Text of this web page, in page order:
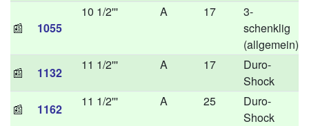
📰 1055
10 1/2''' A 17
3-
schenklig
(allgemein)
📰 1132
11 1/2''' A 17
Duro-
Shock
📰 1162
11 1/2''' A 25
Duro-
Shock